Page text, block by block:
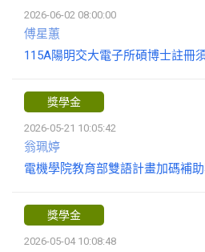
2026-06-02 08:00:00
傅星蕙
115A陽明交大電子所碩博士註冊
獎學金
2026-05-21 10:05:42
翁珮婷
電機學院教育部雙語計畫加碼補
獎學金
2026-05-04 10:08:48